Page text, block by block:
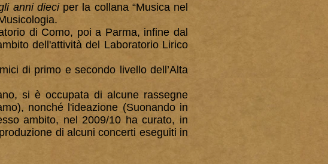
anni dieciper la collana “Musica nel
di Como, poi a Parma, infine dal
dell'attività del Laboratorio Lirico
di primo e secondo livello dell’Alta
si è occupata di alcune rassegne
nonché l'ideazione (Suonando in
ambito, nel 2009/10 ha curato, in
di alcuni concerti eseguiti in